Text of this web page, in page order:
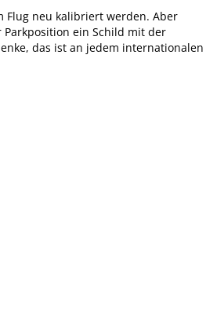
Flug neu kalibriert werden. Aber
Parkposition ein Schild mit der
das ist an jedem internationalen